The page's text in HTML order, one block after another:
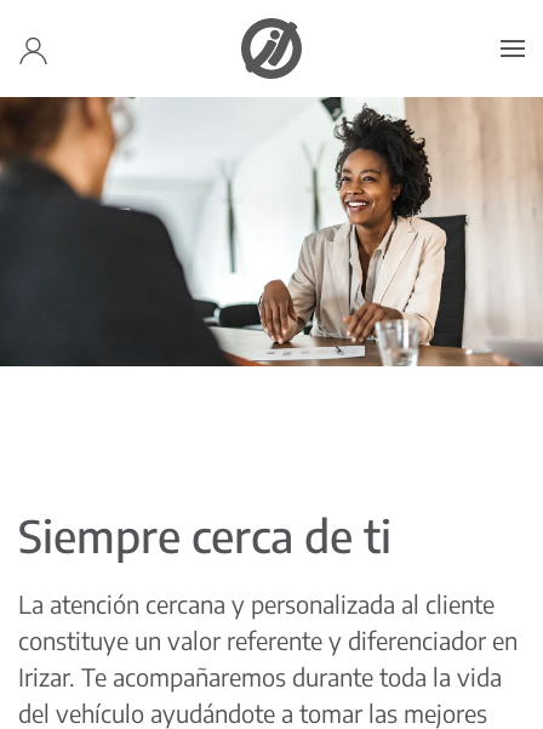
Skip to main content
Siempre cerca de ti
La atención cercana y personalizada al cliente
constituye un valor referente y diferenciador en
Irizar. Te acompañaremos durante toda la vida
del vehículo ayudándote a tomar las mejores